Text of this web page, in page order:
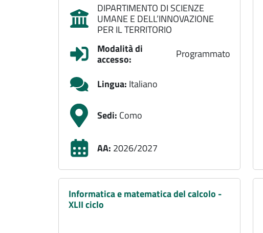
DIPARTIMENTO DI SCIENZE
UMANE E DELL’INNOVAZIONE
PER IL TERRITORIO
Modalità di
accesso: Programmato
Lingua: Italiano
Sedi: Como
AA: 2026/2027
Informatica e matematica del calcolo -
XLII ciclo